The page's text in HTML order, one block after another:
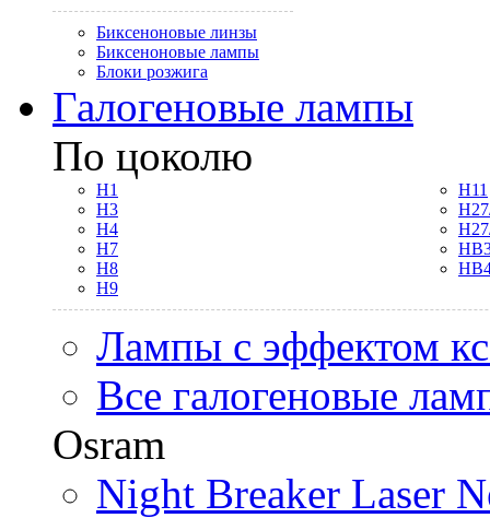
Биксеноновые линзы
Биксеноновые лампы
Блоки розжига
Галогеновые лампы
По цоколю
H1
H3
H4
H7
H8
H9
H11
Лампы с эффектом
Все галогеновые
Osram
Night Breaker Laser